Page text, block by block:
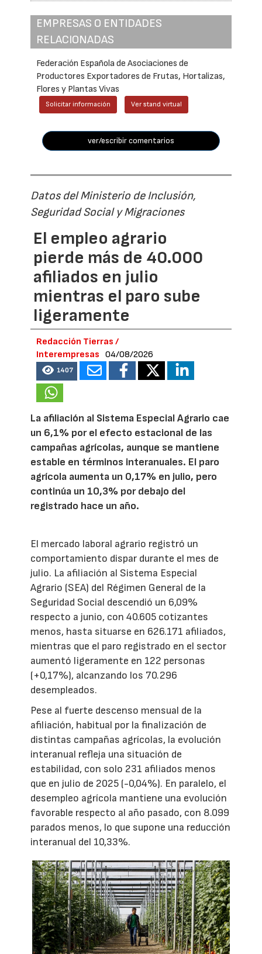
EMPRESAS O ENTIDADES
RELACIONADAS
Federación Española de Asociaciones de
Productores Exportadores de Frutas, Hortalizas,
Flores y Plantas Vivas
Solicitar información Ver stand virtual
ver/escribir comentarios
Datos del Ministerio de Inclusión,
Seguridad Social y Migraciones
El empleo agrario
pierde más de 40.000
afiliados en julio
mientras el paro sube
ligeramente
Redacción Tierras /
Interempresas
04/08/2026
1407
La afiliación al Sistema Especial Agrario cae
un 6,1% por el efecto estacional de las
campañas agrícolas, aunque se mantiene
estable en términos interanuales. El paro
agrícola aumenta un 0,17% en julio, pero
continúa un 10,3% por debajo del
registrado hace un año.
El mercado laboral agrario registró un
comportamiento dispar durante el mes de
julio. La afiliación al Sistema Especial
Agrario (SEA) del Régimen General de la
Seguridad Social descendió un 6,09%
respecto a junio, con 40.605 cotizantes
menos, hasta situarse en 626.171 afiliados,
mientras que el paro registrado en el sector
aumentó ligeramente en 122 personas
(+0,17%), alcanzando los 70.296
desempleados.
Pese al fuerte descenso mensual de la
afiliación, habitual por la finalización de
distintas campañas agrícolas, la evolución
interanual refleja una situación de
estabilidad, con solo 231 afiliados menos
que en julio de 2025 (-0,04%). En paralelo, el
desempleo agrícola mantiene una evolución
favorable respecto al año pasado, con 8.099
parados menos, lo que supone una reducción
interanual del 10,33%.